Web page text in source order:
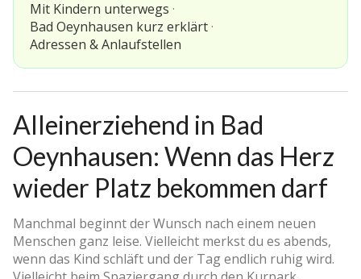
Mit Kindern unterwegs ·
Bad Oeynhausen kurz erklärt·
Adressen & Anlaufstellen
Alleinerziehend in Bad
Oeynhausen: Wenn das Herz
wieder Platz bekommen darf
Manchmal beginnt der Wunsch nach einem neuen
Menschen ganz leise. Vielleicht merkst du es abends,
wenn das Kind schläft und der Tag endlich ruhig wird.